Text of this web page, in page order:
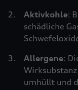
Aktivkohle:
schädliche
Allergene:
umhüllt und